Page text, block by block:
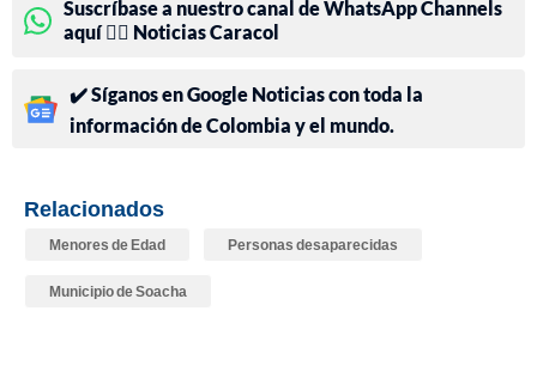
Suscríbase a nuestro canal de WhatsApp Channels
aquí 👉🏻 Noticias Caracol
✔️ Síganos en Google Noticias con toda la
información de Colombia y el mundo.
Relacionados
Menores de Edad Personas desaparecidas
Municipio de Soacha